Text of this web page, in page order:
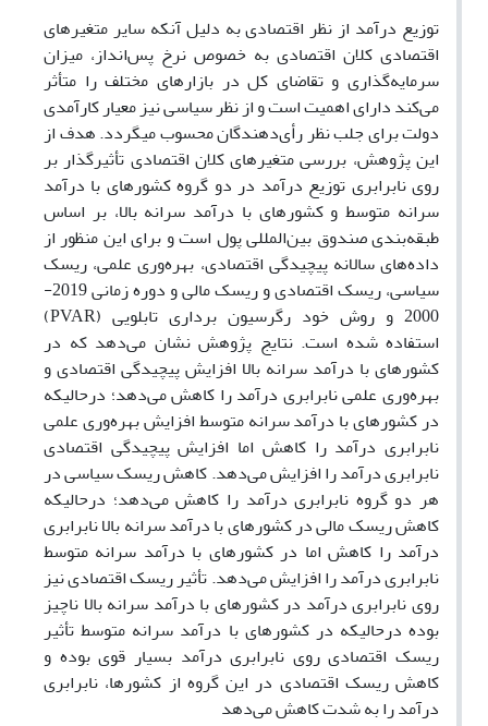
توزیع درآمد از نظر اقتصادی به دلیل آنکه سایر متغیرهای
اقتصادی کلان اقتصادی به خصوص نرخ پس‌انداز، میزان
سرمایه‌گذاری و تقاضای کل در بازارهای مختلف را متأثر
می‌کند دارای اهمیت است و از نظر سیاسی نیز معیار کارآمدی
دولت برای جلب نظر رأی‌دهندگان محسوب می‏گردد. هدف از
این پژوهش، بررسی متغیرهای کلان اقتصادی تأثیرگذار بر
روی نابرابری توزیع درآمد در دو گروه کشورهای با درآمد
سرانه متوسط و کشورهای با درآمد سرانه بالا، بر اساس
طبقه‌بندی صندوق بین‌المللی پول است و برای این منظور از
داده‌های سالانه پیچیدگی اقتصادی، بهره‌وری علمی، ریسک
سیاسی، ریسک اقتصادی و ریسک مالی و دوره زمانی 2019-
2000 و روش خود رگرسیون برداری تابلویی (PVAR)
استفاده شده است. نتایج پژوهش نشان می‌دهد که در
کشورهای با درآمد سرانه بالا افزایش پیچیدگی اقتصادی و
بهره‌وری علمی نابرابری درآمد را کاهش می‌دهد؛ درحالیکه
در کشورهای با درآمد سرانه متوسط افزایش بهره‌وری علمی
نابرابری درآمد را کاهش اما افزایش پیچیدگی اقتصادی
نابرابری درآمد را افزایش می‌دهد. کاهش ریسک سیاسی در
هر دو گروه نابرابری درآمد را کاهش می‌دهد؛ درحالیکه
کاهش ریسک مالی در کشورهای با درآمد سرانه بالا نابرابری
درآمد را کاهش اما در کشورهای با درآمد سرانه متوسط
نابرابری درآمد را افزایش می‌دهد. تأثیر ریسک اقتصادی نیز
روی نابرابری درآمد در کشورهای با درآمد سرانه بالا ناچیز
بوده درحالیکه در کشورهای با درآمد سرانه متوسط تأثیر
ریسک اقتصادی روی نابرابری درآمد بسیار قوی بوده و
کاهش ریسک اقتصادی در این گروه از کشورها، نابرابری
درآمد را به شدت کاهش می‌دهد